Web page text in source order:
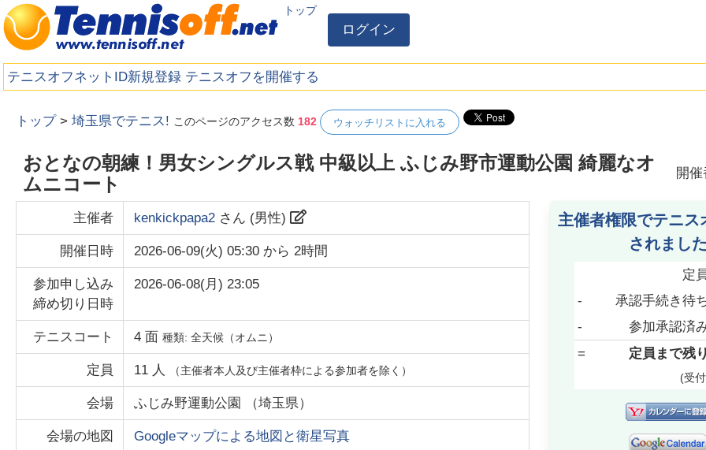
トップ
ログイン
テニスオフネットID新規登録 テニスオフを開催する
トップ >埼玉県でテニス! このページのアクセス数 182 ウォッチリストに入れる
おとなの朝練！男女シングルス戦 中級以上 ふじみ野市運動公園 綺麗なオ
ムニコート
開
主催者 kenkickpapa2 さん (男性)
開催日時 2026-06-09(火) 05:30 から2時間
参加申し込み
締め切り日時
2026-06-08(月) 23:05
テニスコート 4 面種類:全天候（オムニ）
定員 11 人 （主催者本人及び主催者枠による参加者を除く）
会場 ふじみ野運動公園 （埼玉県）
会場の地図 Googleマップによる地図と衛星写真
主催者権限でテニス
されました
定
-
承認手続き待
-
参加承認済
=
定員まで残り
(受